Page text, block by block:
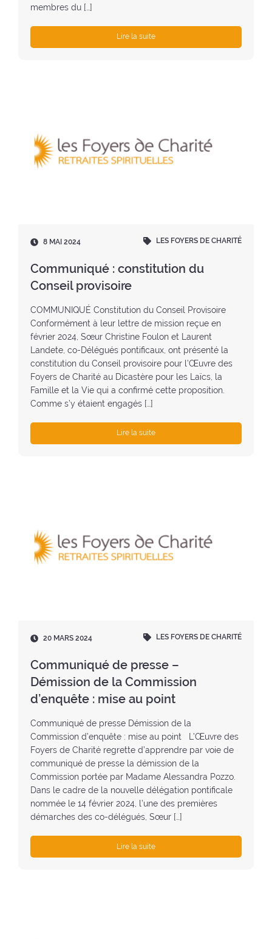
membres du […]
Lire la suite
D
t
:
8 MAI 2024 LES FOYERS DE CHARITÉ
Communiqué : constitution du
Conseil provisoire
COMMUNIQUÉ Constitution du Conseil Provisoire
Conformément à leur lettre de mission reçue en
février 2024, Sœur Christine Foulon et Laurent
Landete, co-Délégués pontificaux, ont présenté la
constitution du Conseil provisoire pour l’Œuvre des
Foyers de Charité au Dicastère pour les Laïcs, la
Famille et la Vie qui a confirmé cette proposition.
Comme s’y étaient engagés […]
Lire la suite
D
t
:
20 MARS 2024 LES FOYERS DE CHARITÉ
Communiqué de presse –
Démission de la Commission
d’enquête : mise au point
Communiqué de presse Démission de la
Commission d’enquête : mise au point L’Œuvre des
Foyers de Charité regrette d’apprendre par voie de
communiqué de presse la démission de la
Commission portée par Madame Alessandra Pozzo.
Dans le cadre de la nouvelle délégation pontificale
nommée le 14 février 2024, l’une des premières
démarches des co-délégués, Sœur […]
Lire la suite